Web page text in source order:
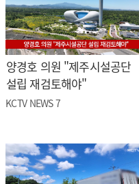
양경호 의원 "제주시설공단
설립 재검토해야"
KCTV NEWS 7